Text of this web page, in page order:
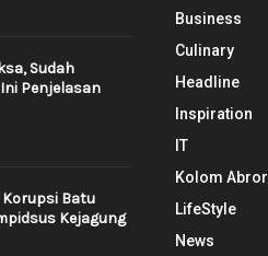
Sudah
Penjelasan
Batu
Kejagung
Business
Culinary
Headline
Inspiration
IT
Kolom Abror
LifeStyle
News